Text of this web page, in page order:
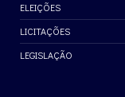
ELEIÇÕES
LICITAÇÕES
LEGISLAÇÃO